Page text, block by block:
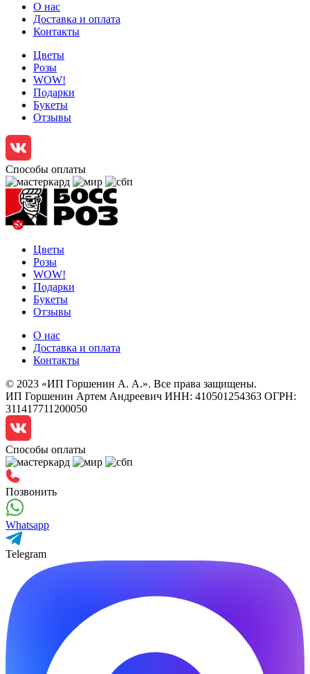
О нас
Доставка и оплата
Контакты
Цветы
Розы
WOW!
Подарки
Букеты
Отзывы
Способы оплаты
Цветы
Розы
WOW!
Подарки
Букеты
Отзывы
О нас
Доставка и оплата
Контакты
© 2023 «ИП Горшенин А. А.». Все права защищены.
ИП Горшенин Артем Андреевич ИНН: 410501254363 ОГРН:
311417711200050
Способы оплаты
Позвонить
Whatsapp
Telegram